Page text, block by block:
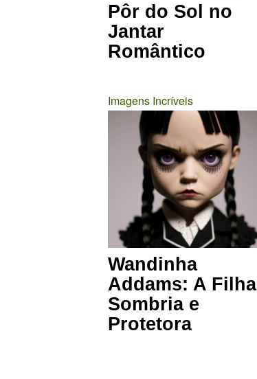
Pôr do Sol no
Jantar
Romântico
Imagens Incríveis
Wandinha
Addams: A Filha
Sombria e
Protetora